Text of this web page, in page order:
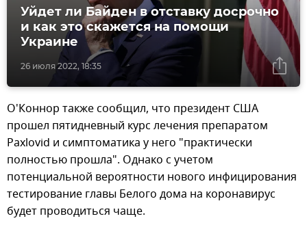
26 июля 2022, 18:35
Уйдет ли Байден в отставку досрочно
и как это скажется на помощи
Украине
О'Коннор также сообщил, что президент США
прошел пятидневный курс лечения препаратом
Paxlovid и симптоматика у него "практически
полностью прошла". Однако с учетом
потенциальной вероятности нового инфицирования
тестирование главы Белого дома на коронавирус
будет проводиться чаще.